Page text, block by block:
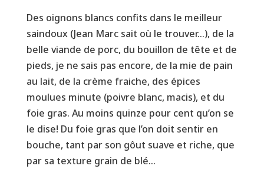
Des oignons blancs confits dans le meilleur
saindoux (Jean Marc sait où le trouver…), de la
belle viande de porc, du bouillon de tête et de
pieds, je ne sais pas encore, de la mie de pain
au lait, de la crème fraiche, des épices
moulues minute (poivre blanc, macis), et du
foie gras. Au moins quinze pour cent qu’on se
le dise! Du foie gras que l’on doit sentir en
bouche, tant par son gôut suave et riche, que
par sa texture grain de blé…